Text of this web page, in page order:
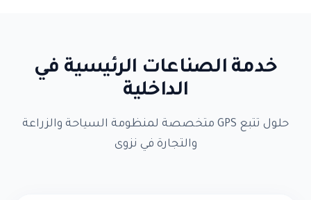
خدمة الصناعات الرئيسية في
الداخلية
حلول تتبع GPS متخصصة لمنظومة السياحة والزراعة
والتجارة في نزوى